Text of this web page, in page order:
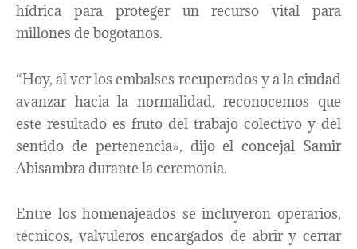
hídrica para proteger un recurso vital para
millones de bogotanos.
“Hoy, al ver los embalses recuperados y a la ciudad
avanzar hacia la normalidad, reconocemos que
este resultado es fruto del trabajo colectivo y del
sentido de pertenencia», dijo el concejal Samir
Abisambra durante la ceremonia.
Entre los homenajeados se incluyeron operarios,
técnicos, valvuleros encargados de abrir y cerrar